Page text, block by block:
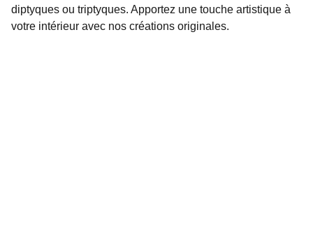
diptyques ou triptyques. Apportez une touche artistique à
votre intérieur avec nos créations originales.